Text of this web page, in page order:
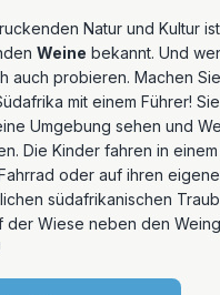
Natur und Kultur
Weine bekannt. Und
auch probieren. Machen
mit einem Führer!
Umgebung sehen und
Die Kinder fahren in einem
oder auf ihren
südafrikanischen
Wiese neben den